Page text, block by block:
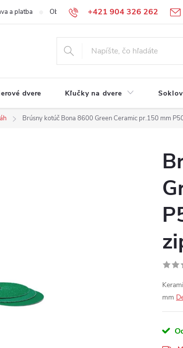
+421 904 326 262
a platba Obchodné podmienky Reklamačné
dvere Kľučky na dvere
Brúsny kotúč Bona 8600 Green Ceramic pr.150 mm
mm